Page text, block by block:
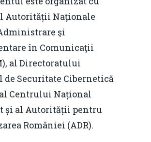
Autorității Naţionale
şi
în Comunicaţii
al Directoratului
de Securitate Cibernetică
al Centrului Național
și al Autorității pentru
României (ADR).